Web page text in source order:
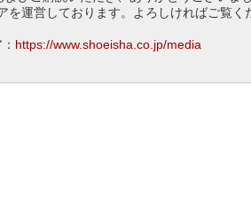
運営しております。よろしければご覧く
https://www.shoeisha.co.jp/media